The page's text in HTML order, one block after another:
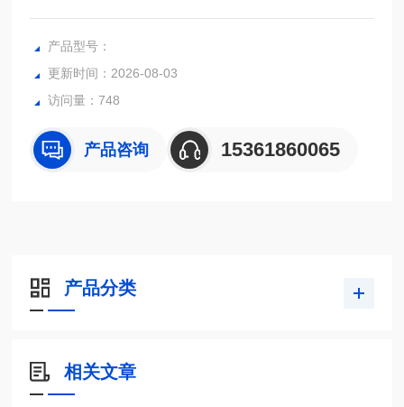
Pro-Project Pro-NM PET Scatter模体是一种验收测试工具，
用于确定成像系统对散射辐射的相对敏感度。它可以用来衡量
响。
产品型号：
更新时间：2026-08-03
访问量：748
产品咨询 15361860065
产品分类
相关文章